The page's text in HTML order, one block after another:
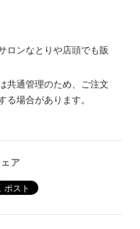
ロンなとりや店頭でも販
共通管理のため、ご注文
る場合があります。
ア